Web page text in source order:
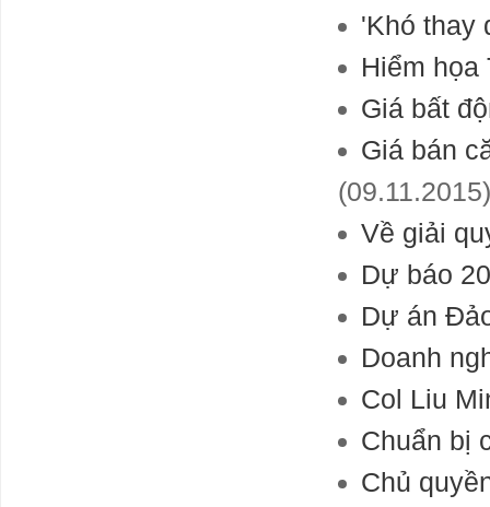
'Khó thay
Hiểm họa
Giá bất
Giá bán
(09.11.2015)
Về giải
Dự báo
Dự án
Doanh
Col Liu
Chuẩn bị
Chủ